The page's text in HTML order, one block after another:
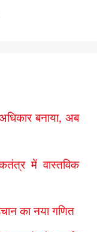
बनाया, अब
में वास्तविक
का नया गणित